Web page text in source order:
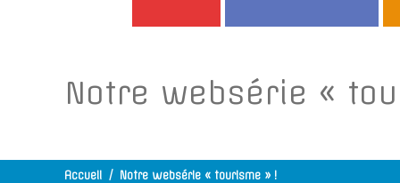
Notre websérie «
Accueil / Notre websérie « tourisme » !